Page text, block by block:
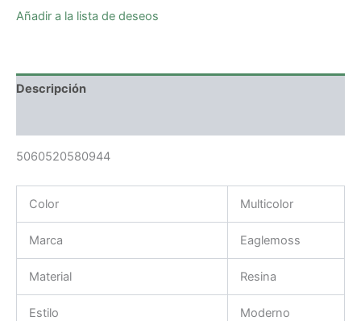
Añadir a la lista de deseos
Descripción
5060520580944
Color Multicolor
Marca Eaglemoss
Material Resina
Estilo Moderno